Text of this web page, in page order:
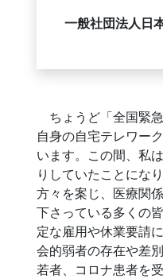
一般社団法人日
ちょうど「全国緊
自身の自宅テレワー
います。この間、私
りしていたことにな
方々を案じ、医療関
下さっている多くの
定な雇用や休業要請
会的弱者の存在や差
若者、コロナ患者を